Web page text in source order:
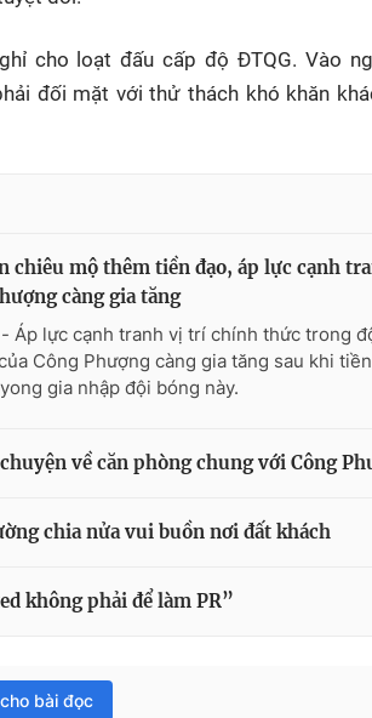
cho loạt đấu cấp độ ĐTQG. Vào
đối mặt với thử thách khó khăn
chiêu mộ thêm tiền đạo, áp lực cạnh
càng gia tăng
Áp lực cạnh tranh vị trí chính thức trong
Công Phượng càng gia tăng sau khi
gia nhập đội bóng này.
về căn phòng chung với Công
chia nửa vui buồn nơi đất khách
không phải để làm PR”
bài đọc